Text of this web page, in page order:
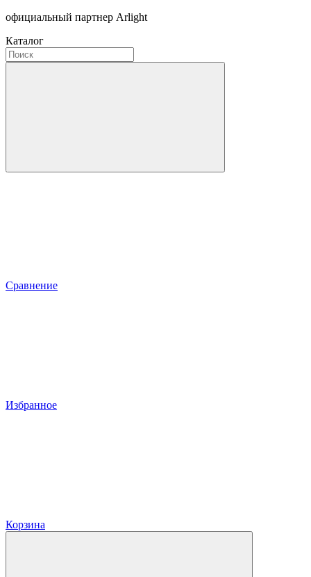
официальный партнер Arlight
Каталог
Сравнение
Избранное
Корзина